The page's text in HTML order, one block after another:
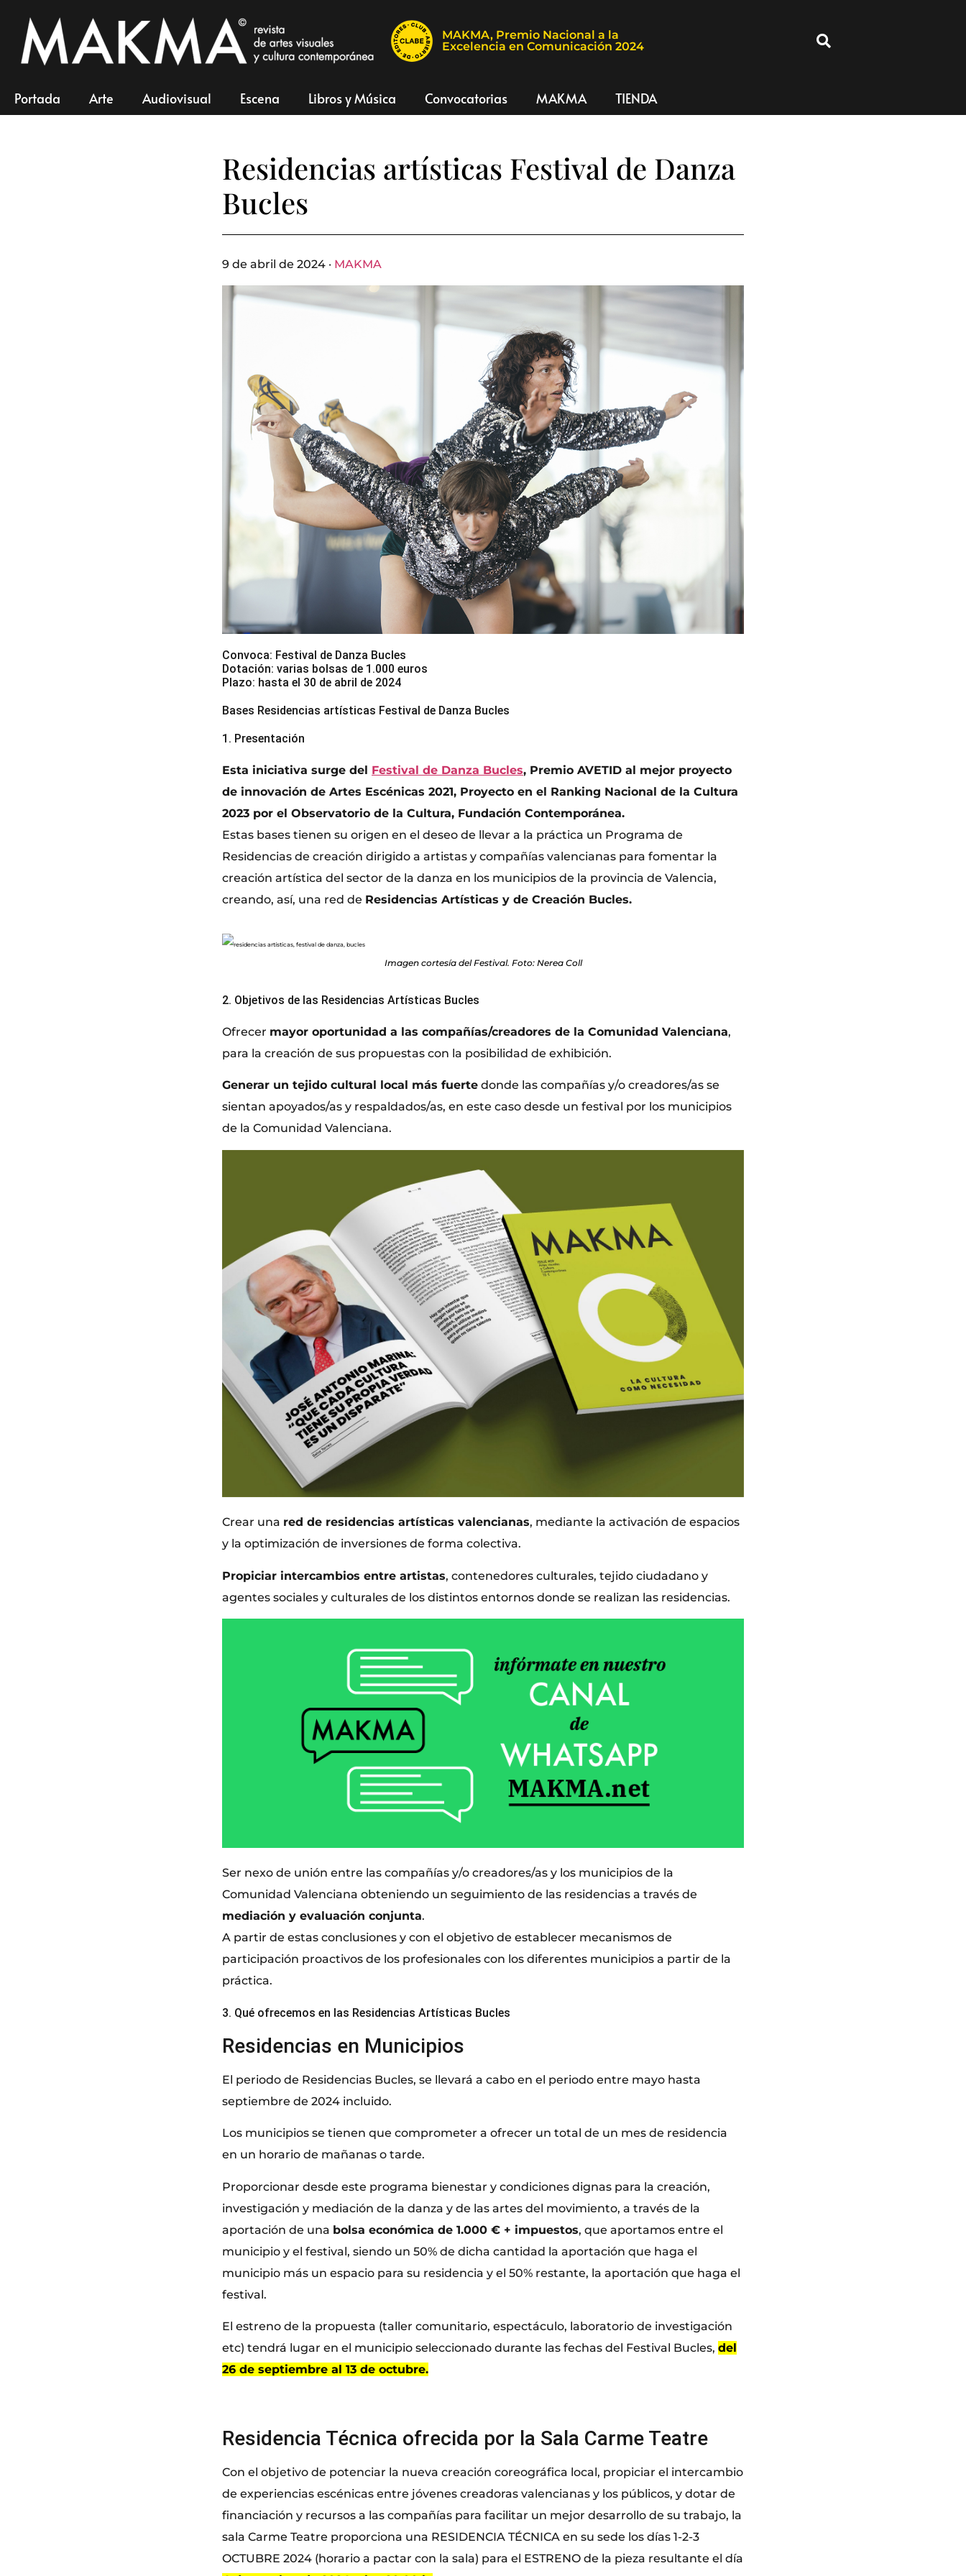
MAKMA, Premio Nacional a la
Excelencia en Comunicación 2024
Portada Arte Audiovisual Escena Libros y Música Convocatorias MAKMA TIENDA
Residencias artísticas Festival de Danza
Bucles
9 de abril de 2024 · MAKMA
Convoca: Festival de Danza Bucles
Dotación: varias bolsas de 1.000 euros
Plazo: hasta el 30 de abril de 2024
Bases Residencias artísticas Festival de Danza Bucles
1. Presentación
Esta iniciativa surge del Festival de Danza Bucles, Premio AVETID al mejor proyecto
de innovación de Artes Escénicas 2021, Proyecto en el Ranking Nacional de la Cultura
2023 por el Observatorio de la Cultura, Fundación Contemporánea.
Estas bases tienen su origen en el deseo de llevar a la práctica un Programa de
Residencias de creación dirigido a artistas y compañías valencianas para fomentar la
creación artística del sector de la danza en los municipios de la provincia de Valencia,
creando, así, una red de Residencias Artísticas y de Creación Bucles.
Imagen cortesía del Festival. Foto: Nerea Coll
2. Objetivos de las Residencias Artísticas Bucles
Ofrecer mayor oportunidad a las compañías/creadores de la Comunidad Valenciana,
para la creación de sus propuestas con la posibilidad de exhibición.
Generar un tejido cultural local más fuerte donde las compañías y/o creadores/as se
sientan apoyados/as y respaldados/as, en este caso desde un festival por los municipios
de la Comunidad Valenciana.
Crear una red de residencias artísticas valencianas, mediante la activación de espacios
y la optimización de inversiones de forma colectiva.
Propiciar intercambios entre artistas, contenedores culturales, tejido ciudadano y
agentes sociales y culturales de los distintos entornos donde se realizan las residencias.
Ser nexo de unión entre las compañías y/o creadores/as y los municipios de la
Comunidad Valenciana obteniendo un seguimiento de las residencias a través de
mediación y evaluación conjunta.
A partir de estas conclusiones y con el objetivo de establecer mecanismos de
participación proactivos de los profesionales con los diferentes municipios a partir de la
práctica.
3. Qué ofrecemos en las Residencias Artísticas Bucles
Residencias en Municipios
El periodo de Residencias Bucles, se llevará a cabo en el periodo entre mayo hasta
septiembre de 2024 incluido.
Los municipios se tienen que comprometer a ofrecer un total de un mes de residencia
en un horario de mañanas o tarde.
Proporcionar desde este programa bienestar y condiciones dignas para la creación,
investigación y mediación de la danza y de las artes del movimiento, a través de la
aportación de una bolsa económica de 1.000 € + impuestos, que aportamos entre el
municipio y el festival, siendo un 50% de dicha cantidad la aportación que haga el
municipio más un espacio para su residencia y el 50% restante, la aportación que haga el
festival.
El estreno de la propuesta (taller comunitario, espectáculo, laboratorio de investigación
etc) tendrá lugar en el municipio seleccionado durante las fechas del Festival Bucles, del
26 de septiembre al 13 de octubre.
Residencia Técnica ofrecida por la Sala Carme Teatre
Con el objetivo de potenciar la nueva creación coreográfica local, propiciar el intercambio
de experiencias escénicas entre jóvenes creadoras valencianas y los públicos, y dotar de
financiación y recursos a las compañías para facilitar un mejor desarrollo de su trabajo, la
sala Carme Teatre proporciona una RESIDENCIA TÉCNICA en su sede los días 1-2-3
OCTUBRE 2024 (horario a pactar con la sala) para el ESTRENO de la pieza resultante el día